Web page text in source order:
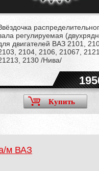
регулируемая
двигателей ВАЗ 2101,
2104, 2106, 21067, 2121,
2130 /Нива/
Купить
м ВАЗ